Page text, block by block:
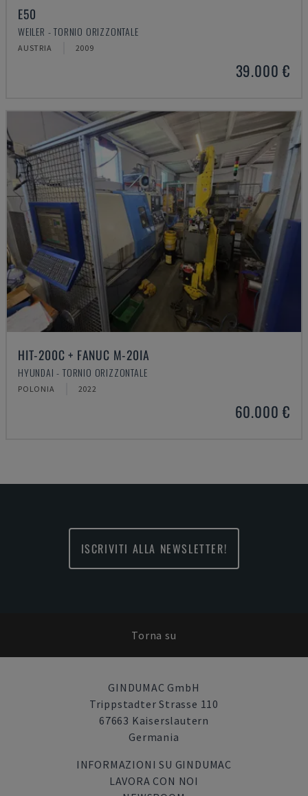
E50
WEILER - TORNIO ORIZZONTALE
AUSTRIA 2009
39.000 €
HIT-200C + FANUC M-20IA
HYUNDAI - TORNIO ORIZZONTALE
POLONIA 2022
60.000 €
ISCRIVITI ALLA NEWSLETTER!
Torna su
GINDUMAC GmbH
Trippstadter Strasse 110
67663 Kaiserslautern
Germania
INFORMAZIONI SU GINDUMAC
LAVORA CON NOI